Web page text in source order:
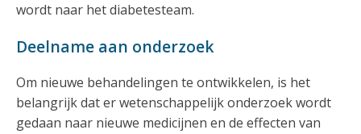
wordt naar het diabetesteam.
Deelname aan onderzoek
Om nieuwe behandelingen te ontwikkelen, is het
belangrijk dat er wetenschappelijk onderzoek wordt
gedaan naar nieuwe medicijnen en de effecten van